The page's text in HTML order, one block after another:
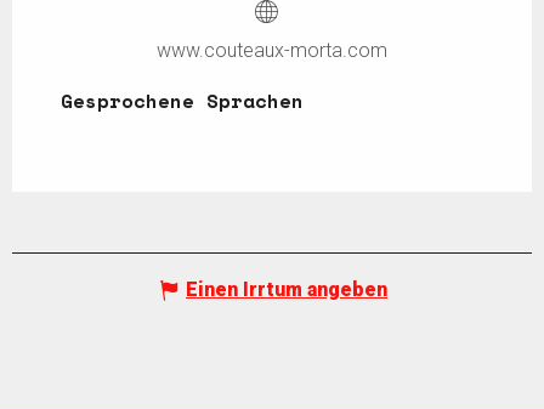
www.couteaux-morta.com
Gesprochene Sprachen
Gesprochene Sprachen
Einen Irrtum angeben